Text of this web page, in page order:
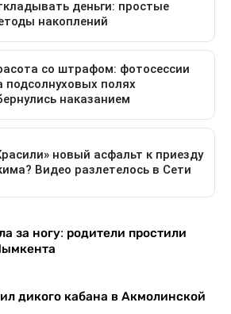
за ногу: родители простили
дикого кабана в Акмолинской